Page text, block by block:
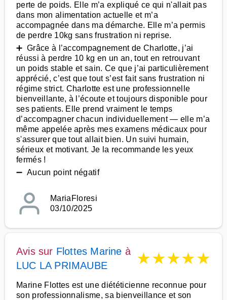
perte de poids. Elle m’a expliqué ce qui n'allait pas
dans mon alimentation actuelle et m’a
accompagnée dans ma démarche. Elle m’a permis
de perdre 10kg sans frustration ni reprise.
➕ Grâce à l’accompagnement de Charlotte, j’ai
réussi à perdre 10 kg en un an, tout en retrouvant
un poids stable et sain. Ce que j’ai particulièrement
apprécié, c’est que tout s’est fait sans frustration ni
régime strict. Charlotte est une professionnelle
bienveillante, à l’écoute et toujours disponible pour
ses patients. Elle prend vraiment le temps
d’accompagner chacun individuellement — elle m’a
même appelée après mes examens médicaux pour
s'assurer que tout allait bien. Un suivi humain,
sérieux et motivant. Je la recommande les yeux
fermés !
➖ Aucun point négatif
MariaFloresi
03/10/2025
Avis sur Flottes Marine à
LUC LA PRIMAUBE
★★★★★
Marine Flottes est une diététicienne reconnue pour
son professionnalisme, sa bienveillance et son